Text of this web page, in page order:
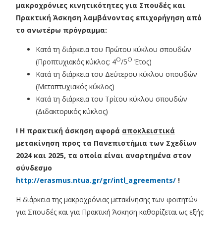
μακροχρόνιες κινητικότητες για Σπουδές και
Πρακτική Άσκηση λαμβάνοντας επιχορήγηση από
το ανωτέρω πρόγραμμα:
Κατά τη διάρκεια του Πρώτου κύκλου σπουδών
(Προπτυχιακός κύκλος: 4Ο/5Ο Έτος)
Κατά τη διάρκεια του Δεύτερου κύκλου σπουδών
(Μεταπτυχιακός κύκλος)
Κατά τη διάρκεια του Τρίτου κύκλου σπουδών
(Διδακτορικός κύκλος)
! Η πρακτική άσκηση αφορά αποκλειστικά
μετακίνηση προς τα Πανεπιστήμια των Σχεδίων
2024 και 2025, τα οποία είναι αναρτημένα στον
σύνδεσμο
http://erasmus.ntua.gr/gr/intl_agreements/ !
Η διάρκεια της μακροχρόνιας μετακίνησης των φοιτητών
για Σπουδές και για Πρακτική Άσκηση καθορίζεται ως εξής: